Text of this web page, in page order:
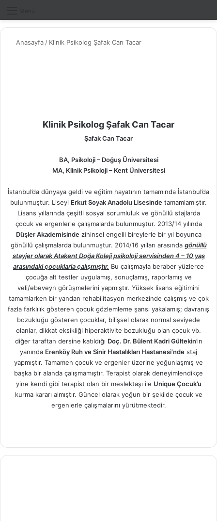
Anasayfa / Klinik Psikolog Şafak Can Tacar
Klinik Psikolog Şafak Can Tacar
Şafak Can Tacar
BA, Psikoloji – Doğuş Üniversitesi
MA, Klinik Psikoloji – Kent Üniversitesi
İstanbul’da dünyaya geldi ve eğitim hayatının tamamında İstanbul’da
bulunmuştur. Liseyi Erkut Soyak Anadolu Lisesinde tamamlamıştır.
Lisans yıllarında çeşitli sosyal sorumluluk ve gönüllü stajlarda
çocuk ve ergenlerle çalışmalarda bulunmuştur. 2013/14 yılında
Düşler Akademisindezihinsel engelli bireylerle bir yıl boyunca
gönüllü çalışmalarda bulunmuştur. 2014/16 yılları arasında gönüllü
stayjer olarak Atakent Doğa Koleji psikoloji servisinden 4 – 10 yaş
arasındaki çocuklarla çalışmıştır. Bu çalışmayla beraber yüzlerce
çocuğa alt testler uygulamış, sonuçlamış, raporlamış ve
veli/ebeveyn görüşmelerini yapmıştır. Yüksek lisans eğitimini
tamamlarken bir yandan rehabilitasyon merkezinde çalışmış ve çok
fazla farklılık gösteren çocuk gözlemleme şansı yakalamış; davranış
bozukluğu gösteren çocuklar, bilişsel olarak normal seviyede
olanlar, dikkat eksikliği hiperaktivite bozukluğu olan çocuk vb.
diğer taraftan dersine katıldığı Doç. Dr. Bülent Kadri Gültekin’in
yanında Erenköy Ruh ve Sinir Hastalıkları Hastanesi’nde staj
yapmıştır. Tamamen çocuk ve ergenler üzerine yoğunlaşmış ve
başka bir alanda çalışmamıştır. Terapist olarak deneyimlendikçe
yine kendi gibi terapist olan bir meslektaşı ile Unique Çocuk’u
kurma kararı almıştır. Güncel olarak yoğun bir şekilde çocuk ve
ergenlerle çalışmalarını yürütmektedir.
ra